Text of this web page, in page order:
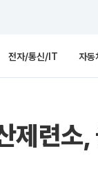
전자/통신/IT 자동
제련소,